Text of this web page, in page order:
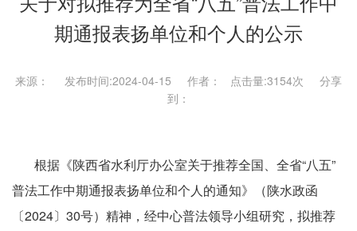
期通报表扬单位和个人的公示
来源： 发布时间:2024-04-15 作者： 点击量:3154次 分享
到：
根据《陕西省水利厅办公室关于推荐全国、全省“八五”
普法工作中期通报表扬单位和个人的通知》（陕水政函
〔2024〕30号）精神，经中心普法领导小组研究，拟推荐